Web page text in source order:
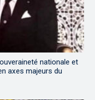
nationale et
axes majeurs du